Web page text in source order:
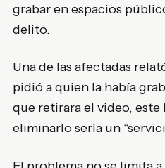
grabar en espacios
delito.
Una de las afectadas
pidió a quien la había
que retirara el video,
eliminarlo sería un